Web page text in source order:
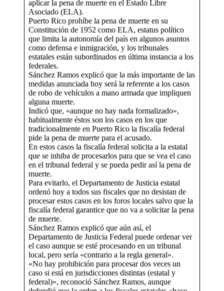
aplicar la pena de muerte en el Estado Libre
Asociado (ELA).
Puerto Rico prohíbe la pena de muerte en su
Constitución de 1952 como ELA, estatus político
que limita la autonomía del país en algunos asuntos
como defensa e inmigración, y los tribunales
estatales están subordinados en última instancia a los
federales.
Sánchez Ramos explicó que la más importante de las
medidas anunciada hoy será la referente a los casos
de robo de vehículos a mano armada que impliquen
alguna muerte.
Indicó que, «aunque no hay nada formalizado»,
habitualmente éstos son los casos en los que
tradicionalmente en Puerto Rico la fiscalía federal
pide la pena de muerte para el acusado.
En estos casos la fiscalía federal solicita a la estatal
que se inhiba de procesarlos para que se vea el caso
en el tribunal federal y se pueda pedir así la pena de
muerte.
Para evitarlo, el Departamento de Justicia estatal
ordenó hoy a todos sus fiscales que no desistan de
procesar estos casos en los foros locales salvo que la
fiscalía federal garantice que no va a solicitar la pena
de muerte.
Sánchez Ramos explicó que aún así, el
Departamento de Justicia Federal puede ordenar ver
el caso aunque se esté procesando en un tribunal
local, pero sería «contrario a la regla general».
«No hay prohibición para procesar dos veces un
caso si está en jurisdicciones distintas (estatal y
federal)», reconoció Sánchez Ramos, aunque